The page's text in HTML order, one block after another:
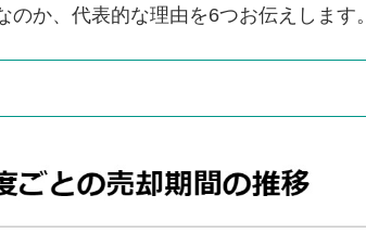
か、代表的な理由を6つお伝えします。